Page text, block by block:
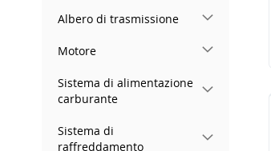
Albero di trasmissione
Motore
Sistema di alimentazione
carburante
Sistema di
raffreddamento